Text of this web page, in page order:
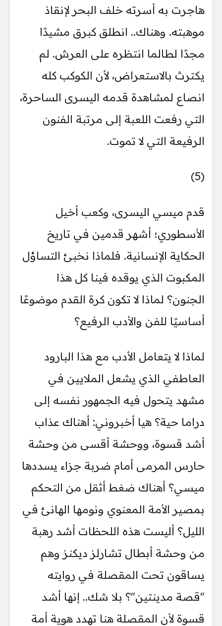
هاجرت به أسرته خلف البحر لإنقاذ
موهبته. وهناك.. انطلق كبرق مشيدًا
مجدًا لطالما انتظره على العرش. لم
يكترث بالاستعراض، لأن الكوكب كله
انصاع لمشاهدة قدمه اليسرى الساحرة،
التي رفعت اللعبة إلى مرتبة الفنون
الرفيعة التي لا تموت.
(5)
قدم ميسي اليسرى، وكعب أخيل
الأسطوري؛ أشهر قدمين في تاريخ
الحكاية الإنسانية. فلماذا نخبئ التساؤل
المكبوت الذي يوقده فينا كل هذا
الجنون؟ لماذا لا تكون كرة القدم موضوعًا
أساسيًا للفن والأدب الرفيع؟
لماذا لا يتعامل الأدب مع هذا البارود
العاطفي الذي يشعل الملايين في
مشهد يتحول فيه الجمهور نفسه إلى
دراما حية؟ هيا أخبروني: أهناك عذاب
أشد قسوة، ووحشة أقسى من وحشة
حارس المرمى أمام ضربة جزاء يسددها
ميسي؟ أهناك ضغط أثقل من التحكم
بمصير الأمة المعنوي ونومها الهانئ في
الليل؟ أليست هذه اللحظات أشد رهبة
من وحشة أبطال تشارلز ديكنز وهم
يساقون تحت المقصلة في روايته
"قصة مدينتين"؟ بلا شك.. إنها أشد
قسوة لأن المقصلة هنا تهدد هوية أمة